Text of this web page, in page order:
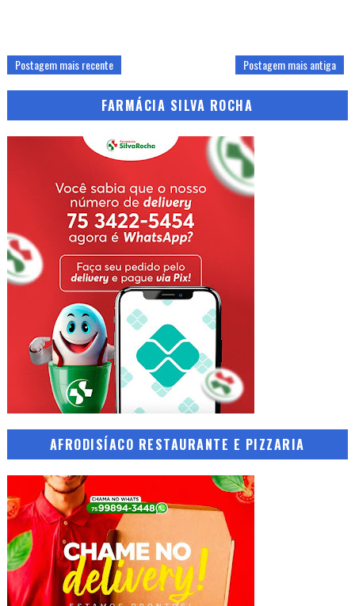
Postagem mais recente Postagem mais antiga
FARMÁCIA SILVA ROCHA
AFRODISÍACO RESTAURANTE E PIZZARIA